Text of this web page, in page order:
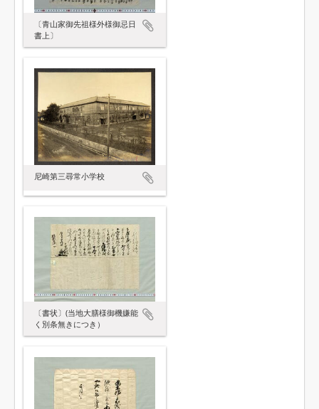
〔青山家御先祖様外様御忌日
書上〕
尼崎第三尋常小学校
〔書状〕(当地大膳様御機嫌能
く別条無きにつき）